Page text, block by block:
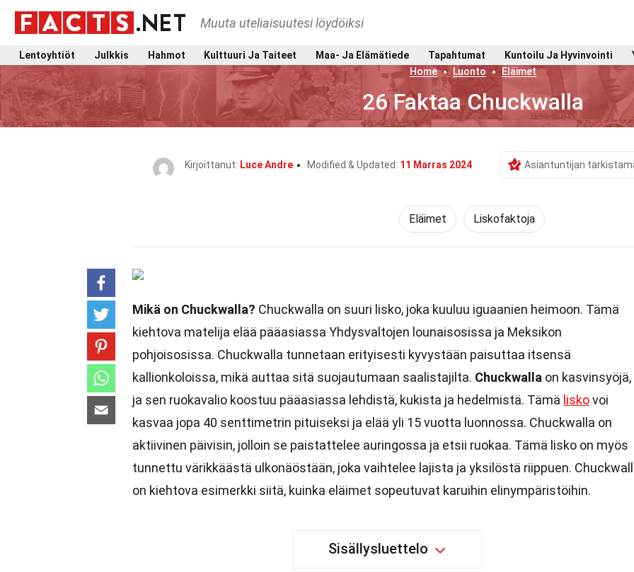
Muuta uteliaisuutesi löydöiksi
Lentoyhtiöt Julkkis Hahmot Kulttuuri Ja Taiteet Maa- Ja Elämätiede Tapahtumat Kuntoilu Ja Hyvinvointi
Home
Luonto Eläimet
26 Faktaa Chuckwalla
Kirjoittanut: Luce Andre Modified & Updated: 11 Marras 2024 Asiantuntijan
Eläimet Liskofaktoja
Mikä on Chuckwalla? Chuckwalla on suuri lisko, joka kuuluu iguaanien heimoon. Tämä
kiehtova matelija elää pääasiassa Yhdysvaltojen lounaisosissa ja Meksikon
pohjoisosissa. Chuckwalla tunnetaan erityisesti kyvystään paisuttaa itsensä
kallionkoloissa, mikä auttaa sitä suojautumaan saalistajilta. Chuckwalla on kasvinsyöjä,
ja sen ruokavalio koostuu pääasiassa lehdistä, kukista ja hedelmistä. Tämä liskovoi
kasvaa jopa 40 senttimetrin pituiseksi ja elää yli 15 vuotta luonnossa. Chuckwalla on
aktiivinen päivisin, jolloin se paistattelee auringossa ja etsii ruokaa. Tämä lisko on myös
tunnettu värikkäästä ulkonäöstään, joka vaihtelee lajista ja yksilöstä riippuen.
on kiehtova esimerkki siitä, kuinka eläimet sopeutuvat karuihin elinympäristöihin.
Sisällysluettelo